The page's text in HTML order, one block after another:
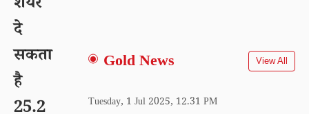
शेयर
दे
सकता
है
Gold News View All
Tuesday, 1 Jul 2025, 12.31 PM